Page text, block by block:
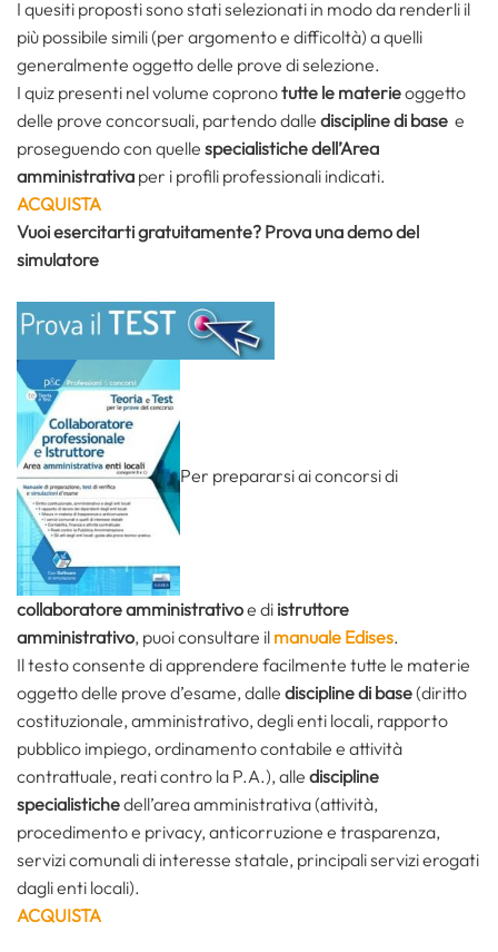
I quesiti proposti sono stati selezionati in modo da renderli il
più possibile simili (per argomento e difficoltà) a quelli
generalmente oggetto delle prove di selezione.
I quiz presenti nel volume copronotutte le materieoggetto
delle prove concorsuali, partendo dalle discipline di base e
proseguendo con quelle specialistiche dell’Area
amministrativa per i profili professionali indicati.
ACQUISTA
Vuoi esercitarti gratuitamente? Prova una demo del
simulatore
Per prepararsi ai concorsi di
collaboratore amministrativoe di istruttore
amministrativo, puoi consultare il manuale Edises.
Il testo consente di apprendere facilmente tutte le materie
oggetto delle prove d’esame, dalle discipline di base(diritto
costituzionale, amministrativo, degli enti locali, rapporto
pubblico impiego, ordinamento contabile e attività
contrattuale, reati contro la P.A.), alle discipline
specialistichedell’area amministrativa (attività,
procedimento e privacy, anticorruzione e trasparenza,
servizi comunali di interesse statale, principali servizi erogati
dagli enti locali).
ACQUISTA